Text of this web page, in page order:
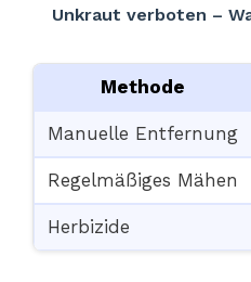
Unkraut verboten –
Methode
Manuelle Entfernung
Regelmäßiges Mähen
Herbizide